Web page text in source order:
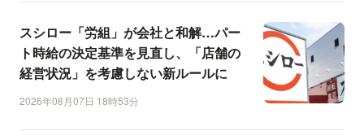
スシロー「労組」が会社と和解…パー
ト時給の決定基準を見直し、「店舗の
経営状況」を考慮しない新ルールに
2026年08月07日 18時53分